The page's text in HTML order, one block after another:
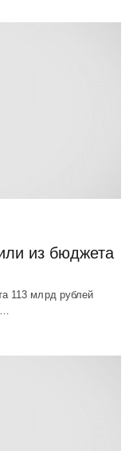
из бюджета
113 млрд рублей